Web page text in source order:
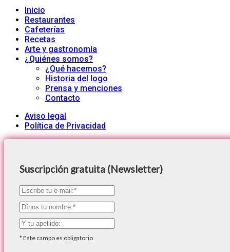
Inicio
Restaurantes
Cafeterías
Recetas
Arte y gastronomía
¿Quiénes somos?
¿Qué hacemos?
Historia del logo
Prensa y menciones
Contacto
Aviso legal
Política de Privacidad
Suscripción gratuita (Newsletter)
*Este campo es obligatorio